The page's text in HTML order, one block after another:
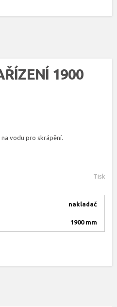
1900
vodu pro skrápění.
Tisk
nakladač
1900 mm